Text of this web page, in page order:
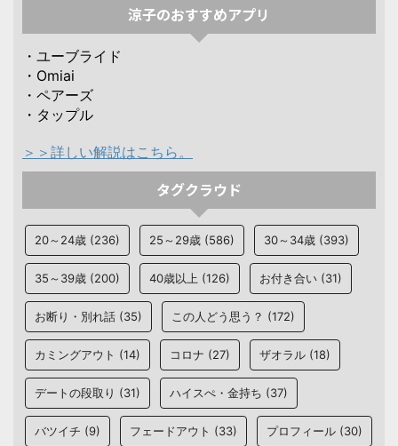
涼子のおすすめアプリ
・ユーブライド
・Omiai
・ペアーズ
・タップル
＞＞詳しい解説はこちら。
タグクラウド
20～24歳 (236) 25～29歳 (586) 30～34歳 (393)
35～39歳 (200) 40歳以上 (126) お付き合い (31)
お断り・別れ話 (35) この人どう思う？ (172)
カミングアウト (14) コロナ (27) ザオラル (18)
デートの段取り (31) ハイスぺ・金持ち (37)
バツイチ (9) フェードアウト (33) プロフィール (30)